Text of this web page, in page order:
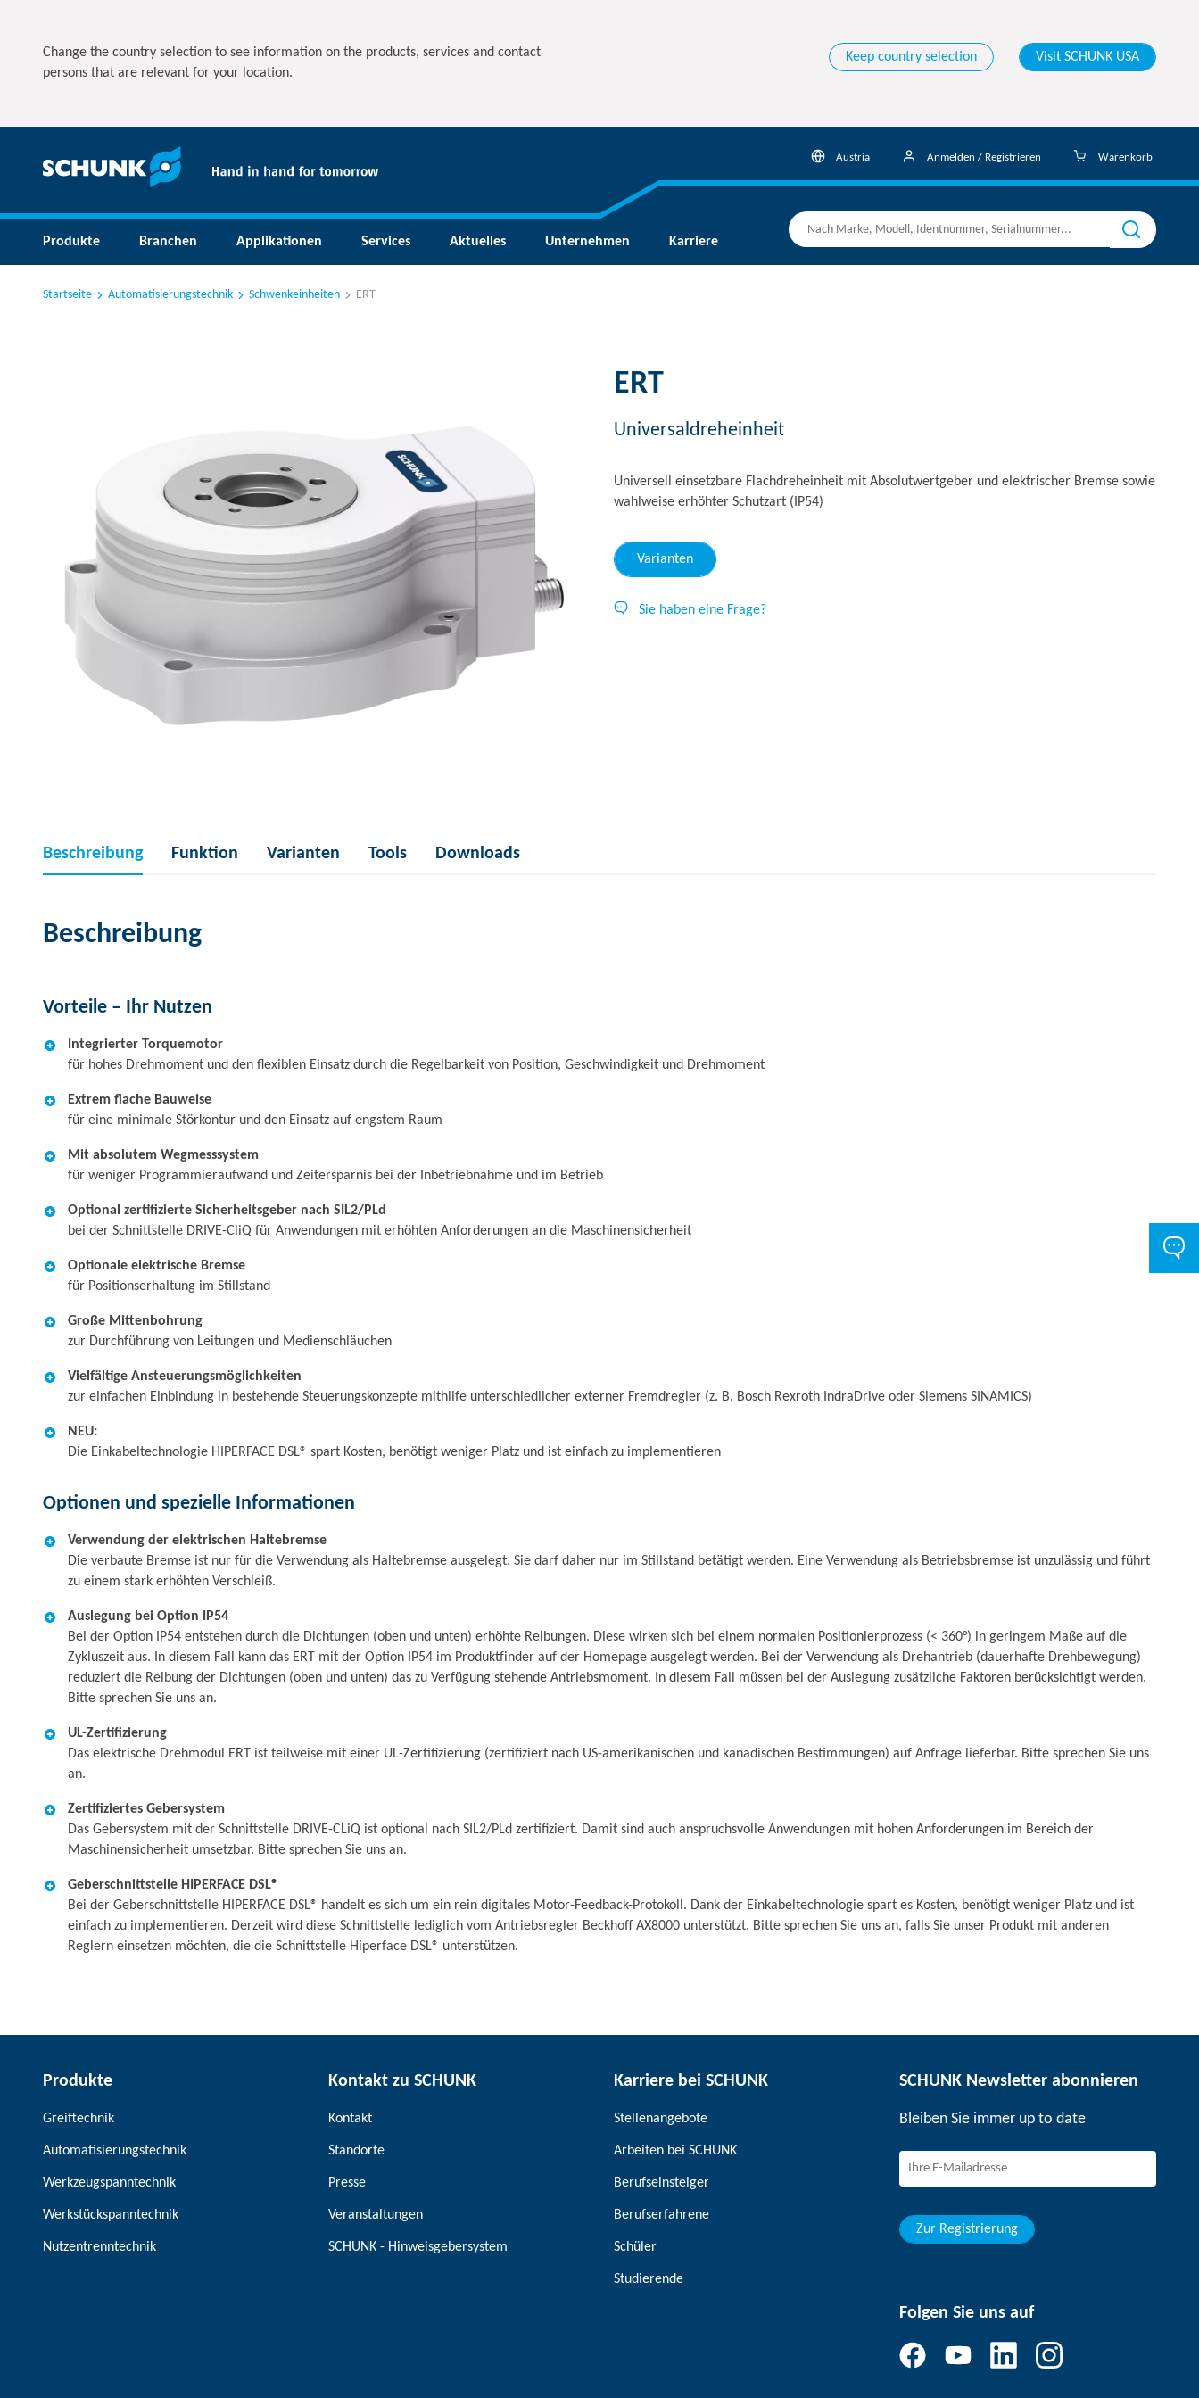
Change the country selection to see information on the products, services and contact
persons that are relevant for your location.
Keep country selection Visit SCHUNK USA
Austria Anmelden / Registrieren Warenkorb
Produkte Branchen Applikationen Services Aktuelles Unternehmen Karriere
Startseite Automatisierungstechnik Schwenkeinheiten ERT
ERT
Universaldreheinheit
Universell einsetzbare Flachdreheinheit mit Absolutwertgeber und elektrischer Bremse sowie
wahlweise erhöhter Schutzart (IP54)
Varianten
Sie haben eine Frage?
Beschreibung Funktion Varianten Tools Downloads
Beschreibung
Vorteile – Ihr Nutzen
Integrierter Torquemotor
für hohes Drehmoment und den flexiblen Einsatz durch die Regelbarkeit von Position, Geschwindigkeit und Drehmoment
Extrem flache Bauweise
für eine minimale Störkontur und den Einsatz auf engstem Raum
Mit absolutem Wegmesssystem
für weniger Programmieraufwand und Zeitersparnis bei der Inbetriebnahme und im Betrieb
Optional zertifizierte Sicherheitsgeber nach SIL2/PLd
bei der Schnittstelle DRIVE-CliQ für Anwendungen mit erhöhten Anforderungen an die Maschinensicherheit
Optionale elektrische Bremse
für Positionserhaltung im Stillstand
Große Mittenbohrung
zur Durchführung von Leitungen und Medienschläuchen
Vielfältige Ansteuerungsmöglichkeiten
zur einfachen Einbindung in bestehende Steuerungskonzepte mithilfe unterschiedlicher externer Fremdregler (z. B. Bosch Rexroth IndraDrive oder Siemens SINAMICS)
NEU:
Die Einkabeltechnologie HIPERFACE DSL® spart Kosten, benötigt weniger Platz und ist einfach zu implementieren
Optionen und spezielle Informationen
Verwendung der elektrischen Haltebremse
Die verbaute Bremse ist nur für die Verwendung als Haltebremse ausgelegt. Sie darf daher nur im Stillstand betätigt werden. Eine Verwendung als Betriebsbremse ist unzulässig und führt
zu einem stark erhöhten Verschleiß.
Auslegung bei Option IP54
Bei der Option IP54 entstehen durch die Dichtungen (oben und unten) erhöhte Reibungen. Diese wirken sich bei einem normalen Positionierprozess (< 360°) in geringem Maße auf die
Zykluszeit aus. In diesem Fall kann das ERT mit der Option IP54 im Produktfinder auf der Homepage ausgelegt werden. Bei der Verwendung als Drehantrieb (dauerhafte Drehbewegung)
reduziert die Reibung der Dichtungen (oben und unten) das zu Verfügung stehende Antriebsmoment. In diesem Fall müssen bei der Auslegung zusätzliche Faktoren berücksichtigt werden.
Bitte sprechen Sie uns an.
UL-Zertifizierung
Das elektrische Drehmodul ERT ist teilweise mit einer UL-Zertifizierung (zertifiziert nach US-amerikanischen und kanadischen Bestimmungen) auf Anfrage lieferbar. Bitte sprechen Sie uns
an.
Zertifiziertes Gebersystem
Das Gebersystem mit der Schnittstelle DRIVE-CLiQ ist optional nach SIL2/PLd zertifiziert. Damit sind auch anspruchsvolle Anwendungen mit hohen Anforderungen im Bereich der
Maschinensicherheit umsetzbar. Bitte sprechen Sie uns an.
Geberschnittstelle HIPERFACE DSL®
Bei der Geberschnittstelle HIPERFACE DSL® handelt es sich um ein rein digitales Motor-Feedback-Protokoll. Dank der Einkabeltechnologie spart es Kosten, benötigt weniger Platz und ist
einfach zu implementieren. Derzeit wird diese Schnittstelle lediglich vom Antriebsregler Beckhoff AX8000 unterstützt. Bitte sprechen Sie uns an, falls Sie unser Produkt mit anderen
Reglern einsetzen möchten, die die Schnittstelle Hiperface DSL® unterstützen.
Produkte
Greiftechnik
Automatisierungstechnik
Werkzeugspanntechnik
Werkstückspanntechnik
Nutzentrenntechnik
Kontakt zu SCHUNK
Kontakt
Standorte
Presse
Veranstaltungen
SCHUNK - Hinweisgebersystem
Karriere bei SCHUNK
Stellenangebote
Arbeiten bei SCHUNK
Berufseinsteiger
Berufserfahrene
Schüler
Studierende
SCHUNK Newsletter abonnieren
Bleiben Sie immer up to date
Zur Registrierung
Folgen Sie uns auf